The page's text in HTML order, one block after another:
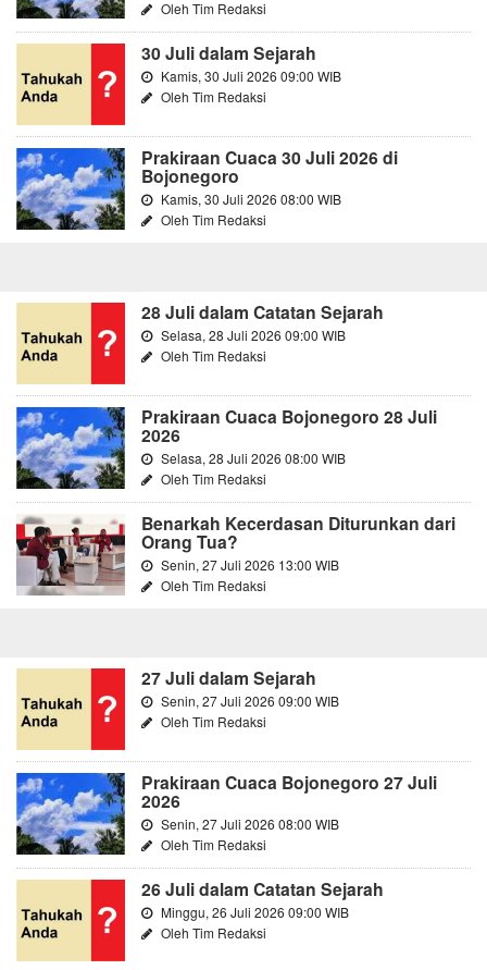
Oleh Tim Redaksi
30 Juli dalam Sejarah
Kamis, 30 Juli 2026 09:00 WIB
Oleh Tim Redaksi
Prakiraan Cuaca 30 Juli 2026 di
Bojonegoro
Kamis, 30 Juli 2026 08:00 WIB
Oleh Tim Redaksi
28 Juli dalam Catatan Sejarah
Selasa, 28 Juli 2026 09:00 WIB
Oleh Tim Redaksi
Prakiraan Cuaca Bojonegoro 28 Juli
2026
Selasa, 28 Juli 2026 08:00 WIB
Oleh Tim Redaksi
Benarkah Kecerdasan Diturunkan dari
Orang Tua?
Senin, 27 Juli 2026 13:00 WIB
Oleh Tim Redaksi
27 Juli dalam Sejarah
Senin, 27 Juli 2026 09:00 WIB
Oleh Tim Redaksi
Prakiraan Cuaca Bojonegoro 27 Juli
2026
Senin, 27 Juli 2026 08:00 WIB
Oleh Tim Redaksi
26 Juli dalam Catatan Sejarah
Minggu, 26 Juli 2026 09:00 WIB
Oleh Tim Redaksi